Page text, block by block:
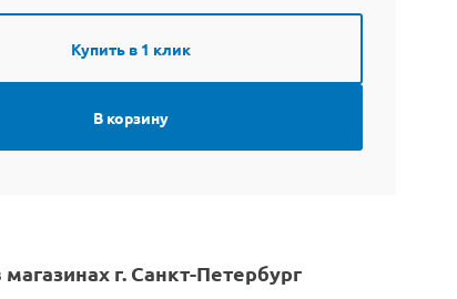
Купить в 1 клик
В корзину
г. Санкт-Петербург